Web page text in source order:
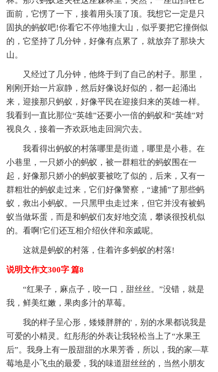
面前，它愣了一下，接着用头顶了顶。我想它一定是只
固执的蚂蚁吧!你看它不停地撞大山，似乎要把它撞倒似
的，它坚持了几分钟，好像有点累了，就放弃了那块大
山。
又经过了几分钟，他终于到了自己的村子。那里，
刚刚开始一片寂静，然后好像说好似的，都一起涌出
来，迎接那只蚂蚁，好像平民在迎接归来的英雄一样。
我看到一直比那位“英雄”还要小一倍的蚂蚁和“英雄”对
视良久，接着一齐欢跃地走回洞穴去。
我看得出蚂蚁的村落哪里是街道，哪里是小巷。在
小巷里，一只娇小的蚂蚁，被一群粗壮的蚂蚁围在一
起，好像那只娇小的蚂蚁要被吃了似的，后来，又有一
群粗壮的蚂蚁走过来，它们好像警察，“逮捕”了那些蚂
蚁，救出小蚂蚁。一只黑甲虫走过来，但它并没有被蚂
蚁当做坏蛋，而是和蚂蚁们友好地交流，攀谈很投机似
的。看啊!它们还互相介绍伙伴和亲戚呢。
这就是蚂蚁的村落，住着许多蚂蚁的村落!
说明文作文300字 篇8
“红果子，麻点子，咬一口，甜丝丝。”没错，就是
我，鲜美红嫩，果肉多汁的草莓。
我的样子呈心形，矮矮胖胖的'，别的水果都说我是
可爱的小精灵。红彤彤的外表让我轻松当上了“水果王
后”。我身上有一股甜甜的水果芳香，所以，我的家—草
莓地是小飞虫的最爱，我的味道甜丝丝的，当然小朋友